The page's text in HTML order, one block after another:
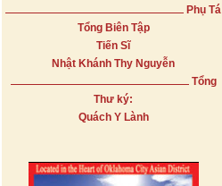
Phụ Tá
Tổng Biên Tập
Tiến Sĩ
Nhật Khánh Thy Nguyễn
Tổng
Thư ký:
Quách Y Lành